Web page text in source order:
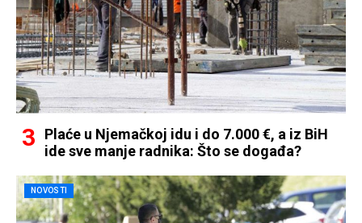
Plaće u Njemačkoj idu i do 7.000 €, a iz BiH
ide sve manje radnika: Što se događa?
NOVOSTI